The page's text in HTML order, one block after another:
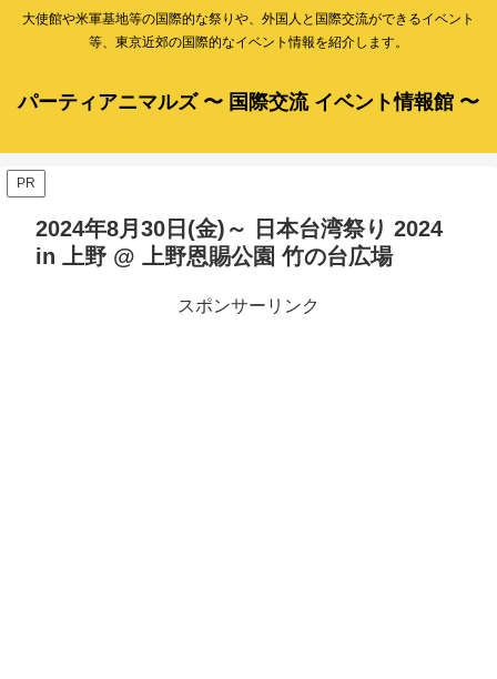
大使館や米軍基地等の国際的な祭りや、外国人と国際交流ができるイベント
等、東京近郊の国際的なイベント情報を紹介します。
パーティアニマルズ 〜 国際交流 イベント情報館 〜
PR
2024年8月30日(金)～ 日本台湾祭り 2024
in 上野 @ 上野恩賜公園 竹の台広場
スポンサーリンク